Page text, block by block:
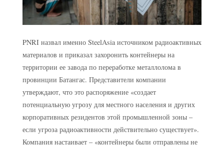
PNRI назвал именно SteelAsia источником радиоактивных
материалов и приказал захоронить контейнеры на
территории ее завода по переработке металлолома в
провинции Батангас. Представители компании
утверждают, что это распоряжение «создает
потенциальную угрозу для местного населения и других
корпоративных резидентов этой промышленной зоны –
если угроза радиоактивности действительно существует».
Компания настаивает – «контейнеры были отправлены не